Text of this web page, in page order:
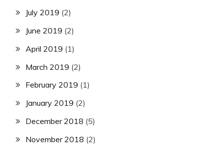
July 2019 (2)
June 2019 (2)
April 2019 (1)
March 2019 (2)
February 2019 (1)
January 2019 (2)
December 2018 (5)
November 2018 (2)